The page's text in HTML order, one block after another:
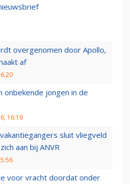
overgenomen door Apollo,
af
onbekende jongen in de
16:19
sluit vliegveld
aan bij ANVR
voor vracht doordat onder